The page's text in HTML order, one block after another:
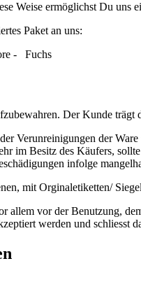
Weise ermöglichst Du uns
Paket an uns:
Concept Store -
Der Kunde
Verunreinigungen der
im Besitz des Käufers,
infolge
mit Orginaletiketten/
allem vor der Benutzung,
werden und schliesst